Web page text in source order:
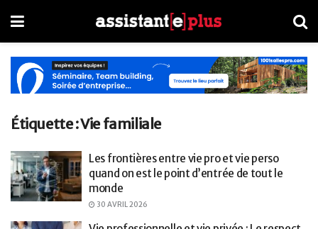
Étiquette :Vie familiale
Les frontières entre vie pro et vie perso
quand on est le point d’entrée de tout le
monde
30 AVRIL 2026